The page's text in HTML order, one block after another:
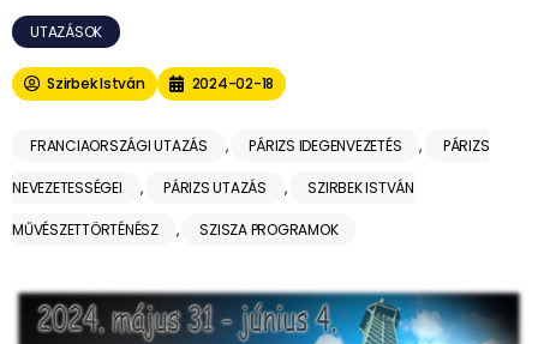
UTAZÁSOK
Szirbek István 2024-02-18
FRANCIAORSZÁGI UTAZÁS , PÁRIZS IDEGENVEZETÉS , PÁRIZS
NEVEZETESSÉGEI , PÁRIZS UTAZÁS , SZIRBEK ISTVÁN
MŰVÉSZETTÖRTÉNÉSZ , SZISZA PROGRAMOK